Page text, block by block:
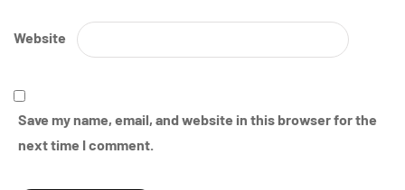
Website
Save my name, email, and website in this browser for the
next time I comment.